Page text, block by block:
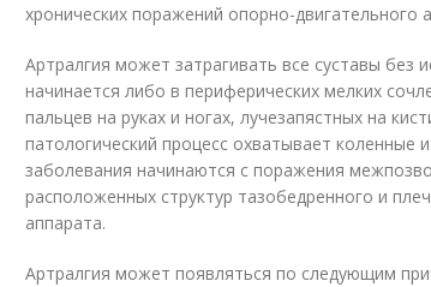
хронических поражений опорно-двигательного
Артралгия может затрагивать все суставы без
начинается либо в периферических мелких
пальцев на руках и ногах, лучезапястных на
патологический процесс охватывает коленные
заболевания начинаются с поражения
расположенных структур тазобедренного и
аппарата.
Артралгия может появляться по следующим